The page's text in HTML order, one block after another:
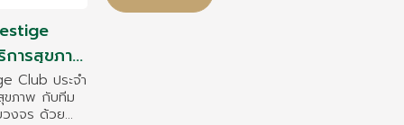
การสุขภาพ
รงพยาบาล
Club ประจำ
ขภาพ กับทีม
งจร ด้วย